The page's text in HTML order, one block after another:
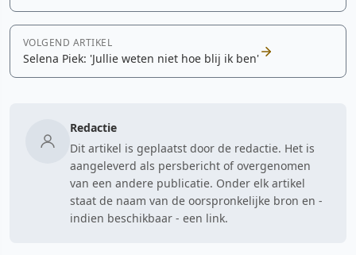
VOLGEND ARTIKEL
Selena Piek: 'Jullie weten niet hoe blij ik ben'
Redactie
Dit artikel is geplaatst door de redactie. Het is
aangeleverd als persbericht of overgenomen
van een andere publicatie. Onder elk artikel
staat de naam van de oorspronkelijke bron en -
indien beschikbaar - een link.